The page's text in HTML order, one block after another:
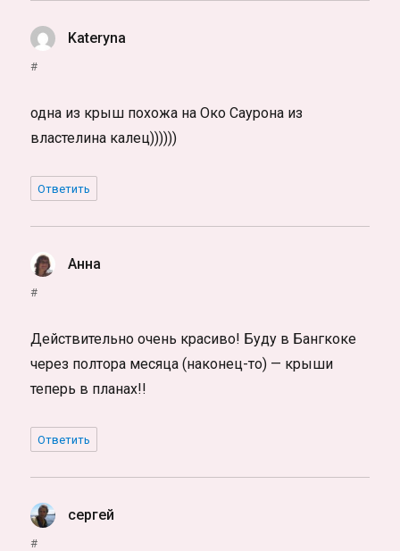
Kateryna
#
одна из крыш похожа на Око Саурона из
властелина калец))))))
Ответить
Анна
#
Действительно очень красиво! Буду в Бангкоке
через полтора месяца (наконец-то) — крыши
теперь в планах!!
Ответить
сергей
#